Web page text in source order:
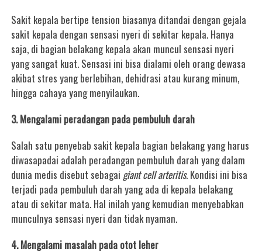
Sakit kepala bertipe tension biasanya ditandai dengan gejala
sakit kepala dengan sensasi nyeri di sekitar kepala. Hanya
saja, di bagian belakang kepala akan muncul sensasi nyeri
yang sangat kuat. Sensasi ini bisa dialami oleh orang dewasa
akibat stres yang berlebihan, dehidrasi atau kurang minum,
hingga cahaya yang menyilaukan.
3. Mengalami peradangan pada pembuluh darah
Salah satu penyebab sakit kepala bagian belakang yang harus
diwasapadai adalah peradangan pembuluh darah yang dalam
dunia medis disebut sebagai giant cell arteritis. Kondisi ini bisa
terjadi pada pembuluh darah yang ada di kepala belakang
atau di sekitar mata. Hal inilah yang kemudian menyebabkan
munculnya sensasi nyeri dan tidak nyaman.
4. Mengalami masalah pada otot leher